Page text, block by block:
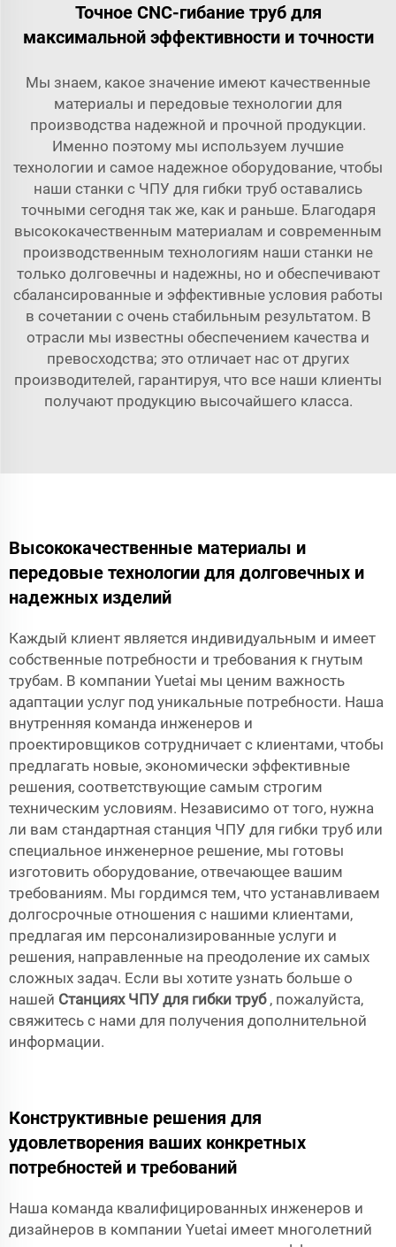
Точное CNC-гибание труб для
максимальной эффективности и точности
Мы знаем, какое значение имеют качественные
материалы и передовые технологии для
производства надежной и прочной продукции.
Именно поэтому мы используем лучшие
технологии и самое надежное оборудование, чтобы
наши станки с ЧПУ для гибки труб оставались
точными сегодня так же, как и раньше. Благодаря
высококачественным материалам и современным
производственным технологиям наши станки не
только долговечны и надежны, но и обеспечивают
сбалансированные и эффективные условия работы
в сочетании с очень стабильным результатом. В
отрасли мы известны обеспечением качества и
превосходства; это отличает нас от других
производителей, гарантируя, что все наши клиенты
получают продукцию высочайшего класса.
Высококачественные материалы и
передовые технологии для долговечных и
надежных изделий
Каждый клиент является индивидуальным и имеет
собственные потребности и требования к гнутым
трубам. В компании Yuetai мы ценим важность
адаптации услуг под уникальные потребности. Наша
внутренняя команда инженеров и
проектировщиков сотрудничает с клиентами, чтобы
предлагать новые, экономически эффективные
решения, соответствующие самым строгим
техническим условиям. Независимо от того, нужна
ли вам стандартная станция ЧПУ для гибки труб или
специальное инженерное решение, мы готовы
изготовить оборудование, отвечающее вашим
требованиям. Мы гордимся тем, что устанавливаем
долгосрочные отношения с нашими клиентами,
предлагая им персонализированные услуги и
решения, направленные на преодоление их самых
сложных задач. Если вы хотите узнать больше о
нашей Станциях ЧПУ для гибки труб , пожалуйста,
свяжитесь с нами для получения дополнительной
информации.
Конструктивные решения для
удовлетворения ваших конкретных
потребностей и требований
Наша команда квалифицированных инженеров и
дизайнеров в компании Yuetai имеет многолетний